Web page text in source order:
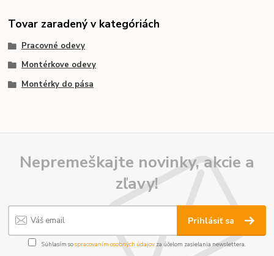
Tovar zaradený v kategóriách
Pracovné odevy
Montérkove odevy
Montérky do pása
Nepremeškajte novinky, akcie a
zľavy!
Prihlásiť sa
Súhlasím sospracovaním osobných údajov za účelom zasielania newslettera.